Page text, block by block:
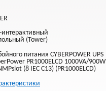
(Tower)
питания CYBERPOWER UPS
PR1000ELCD 1000VA/900W
(8 IEC С13) (PR1000ELCD)